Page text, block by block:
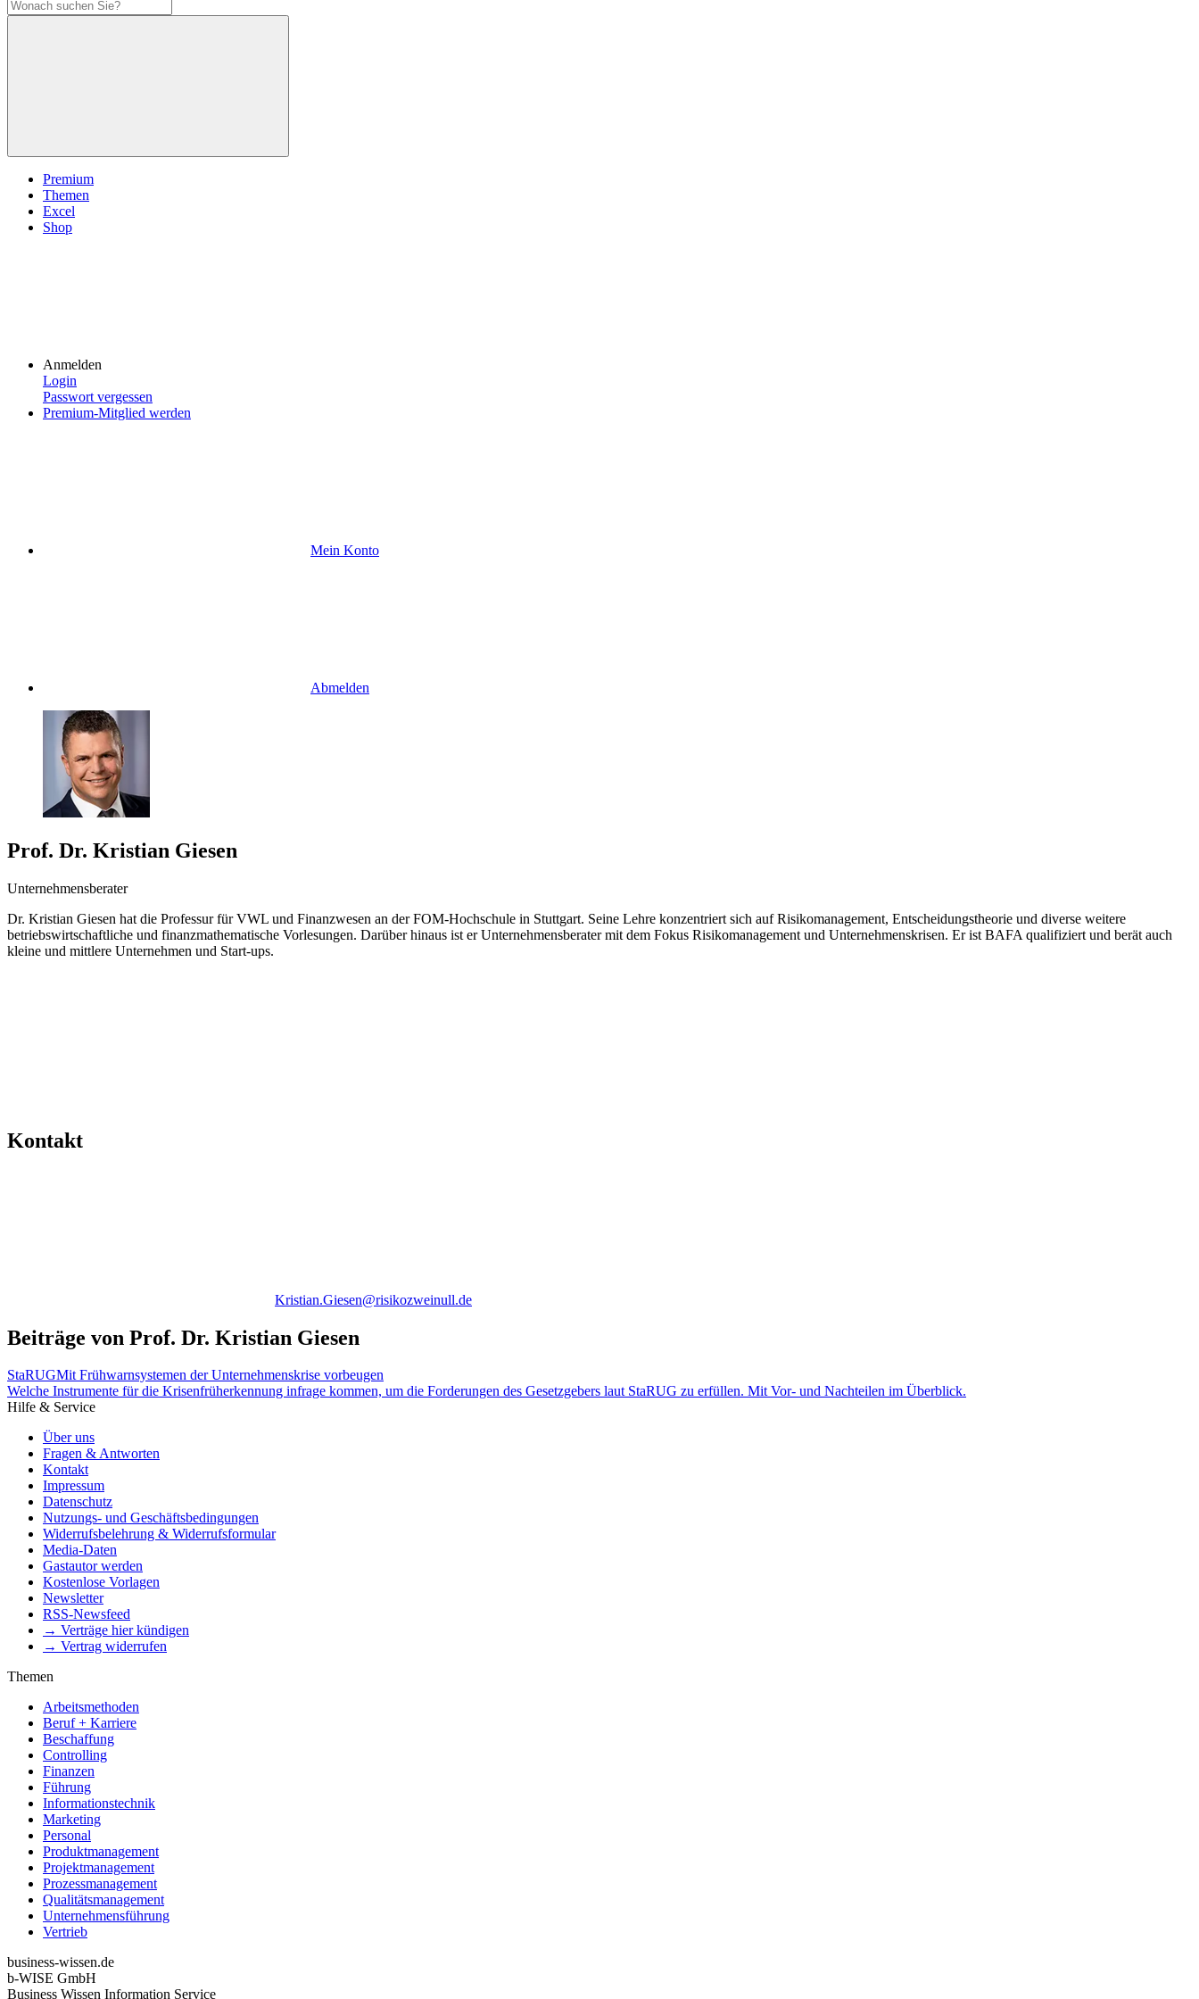
Premium
Themen
Excel
Shop
Anmelden
Login
Passwort vergessen
Premium-Mitglied werden
Mein Konto
Abmelden
Prof. Dr. Kristian Giesen
Unternehmensberater
Dr. Kristian Giesen hat die Professur für VWL und Finanzwesen an der FOM-Hochschule in Stuttgart. Seine Lehre konzentriert sich auf Risikomanagement, Entscheidungstheorie und diverse weitere
betriebswirtschaftliche und finanzmathematische Vorlesungen. Darüber hinaus ist er Unternehmensberater mit dem Fokus Risikomanagement und Unternehmenskrisen. Er ist BAFA qualifiziert und berät auch
kleine und mittlere Unternehmen und Start-ups.
Kontakt
Kristian.Giesen@risikozweinull.de
Beiträge von Prof. Dr. Kristian Giesen
StaRUGMit Frühwarnsystemen der Unternehmenskrise vorbeugen
Welche Instrumente für die Krisenfrüherkennung infrage kommen, um die Forderungen des Gesetzgebers laut StaRUG zu erfüllen. Mit Vor- und Nachteilen im Überblick.
Hilfe & Service
Über uns
Fragen & Antworten
Kontakt
Impressum
Datenschutz
Nutzungs- und Geschäftsbedingungen
Widerrufsbelehrung & Widerrufsformular
Media-Daten
Gastautor werden
Kostenlose Vorlagen
Newsletter
RSS-Newsfeed
→ Verträge hier kündigen
→ Vertrag widerrufen
Themen
Arbeitsmethoden
Beruf + Karriere
Beschaffung
Controlling
Finanzen
Führung
Informationstechnik
Marketing
Personal
Produktmanagement
Projektmanagement
Prozessmanagement
Qualitätsmanagement
Unternehmensführung
Vertrieb
business-wissen.de
b-WISE GmbH
Business Wissen Information Service